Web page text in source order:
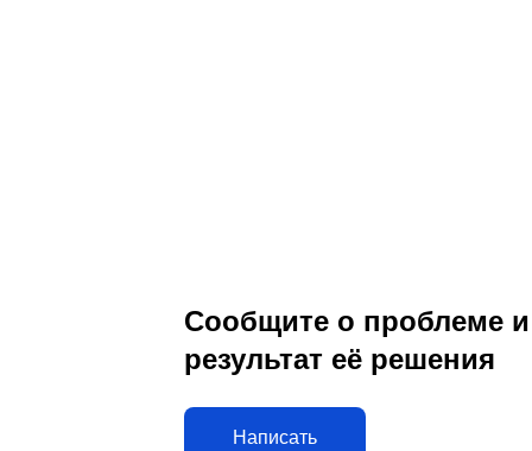
Сообщите о проблеме
результат её решения
Написать